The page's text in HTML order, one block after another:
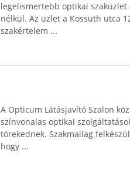
legelismertebb optikai szaküzlet
nélkül. Az üzlet a Kossuth utca
szakértelem ...
A Opticum Látásjavító Szalon
színvonalas optikai
törekednek. Szakmailag
hogy ...